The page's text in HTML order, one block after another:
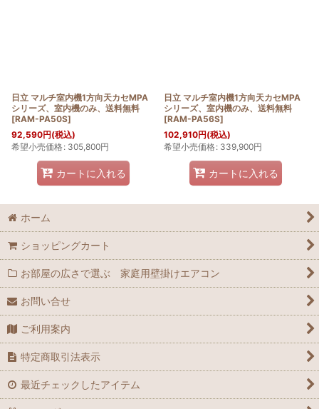
日立 マルチ室内機1方向天カセMPA
シリーズ、室内機のみ、送料無料
[RAM-PA50S]
92,590円(税込)
希望小売価格: 305,800円
カートに入れる
日立 マルチ室内機1方向天カセMPA
シリーズ、室内機のみ、送料無料
[RAM-PA56S]
102,910円(税込)
希望小売価格: 339,900円
カートに入れる
ホーム
ショッピングカート
お部屋の広さで選ぶ 家庭用壁掛けエアコン
お問い合せ
ご利用案内
特定商取引法表示
最近チェックしたアイテム